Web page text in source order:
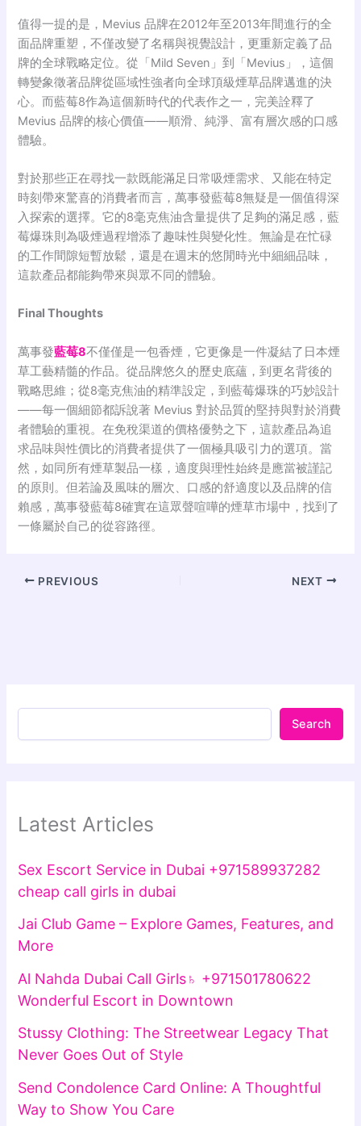
值得一提的是，Mevius 品牌在2012年至2013年間進行的全
面品牌重塑 ，不僅改變了名稱與視覺設計，更重新定義了品
牌的全球戰略定位。從「Mild Seven」到「Mevius」
，這個
轉變象徵著品牌從區域性強者向全球頂級煙草品牌邁進的決
心。而藍莓8作為這個新時代的代表作之一，完美詮釋了
Mevius 品牌的核心價值——順滑、純淨、富有層次感的口感
體驗。
對於那些正在尋找一款既能滿足日常吸煙需求、又能在特定
時刻帶來驚喜的消費者而言，萬事發藍莓8無疑是一個值得深
入探索的選擇。它的8毫克焦油含量提供了足夠的滿足感 ，藍
莓爆珠則為吸煙過程增添了趣味性與變化性。無論是在忙碌
的工作間隙短暫放鬆，還是在週末的悠閒時光中細細品味，
這款產品都能夠帶來與眾不同的體驗。
Final Thoughts
萬事發藍莓8不僅僅是一包香煙，它更像是一件凝結了日本煙
草工藝精髓的作品。從品牌悠久的歷史底蘊 ，到更名背後的
戰略思維 ；從8毫克焦油的精準設定 ，到藍莓爆珠的巧妙設計
——每一個細節都訴說著 Mevius 對於品質的堅持與對於消費
者體驗的重視。在免稅渠道的價格優勢之下 ，這款產品為追
求品味與性價比的消費者提供了一個極具吸引力的選項。當
然，如同所有煙草製品一樣，適度與理性始終是應當被謹記
的原則。但若論及風味的層次、口感的舒適度以及品牌的信
賴感，萬事發藍莓8確實在這眾聲喧嘩的煙草市場中，找到了
一條屬於自己的從容路徑。
PREVIOUS NEXT
Search
Latest Articles
Sex Escort Service in Dubai +971589937282
cheap call girls in dubai
Jai Club Game – Explore Games, Features, and
More
Al Nahda Dubai Call Girls♄ +971501780622
Wonderful Escort in Downtown
Stussy Clothing: The Streetwear Legacy That
Never Goes Out of Style
Send Condolence Card Online: A Thoughtful
Way to Show You Care